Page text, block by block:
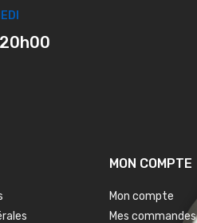
MON COMPTE
Mon compte
Mes commandes